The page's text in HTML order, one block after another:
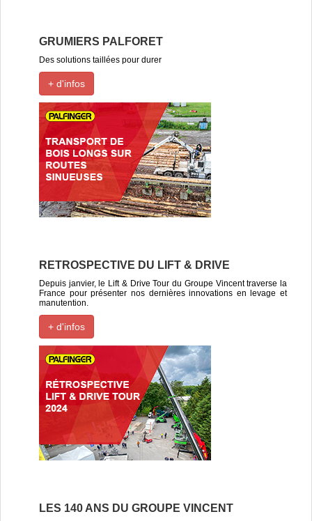
GRUMIERS PALFORET
Des solutions taillées pour durer
+ d'infos
RETROSPECTIVE DU LIFT & DRIVE
Depuis janvier, le Lift & Drive Tour du Groupe Vincent traverse la
France pour présenter nos dernières innovations en levage et
manutention.
+ d'infos
LES 140 ANS DU GROUPE VINCENT